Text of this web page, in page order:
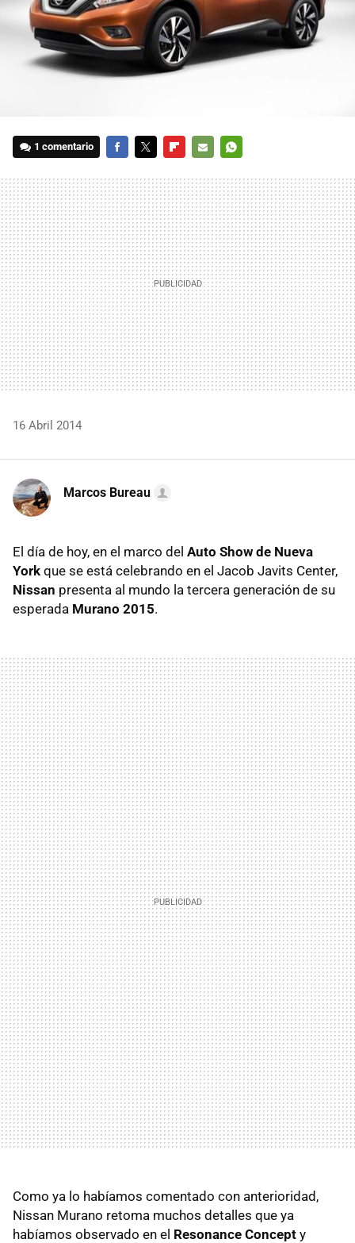
1 comentario
MAIL
16 Abril 2014
Marcos Bureau
El día de hoy, en el marco del Auto Show de Nueva
York que se está celebrando en el Jacob Javits Center,
Nissan presenta al mundo la tercera generación de su
esperada Murano 2015.
Como ya lo habíamos comentado con anterioridad,
Nissan Murano retoma muchos detalles que ya
habíamos observado en el Resonance Concept y